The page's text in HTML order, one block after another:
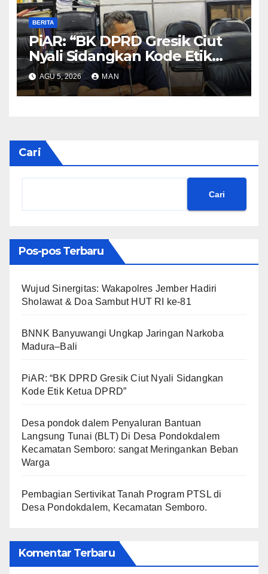
BERITA
PiAR: “BK DPRD Gresik Ciut
Nyali Sidangkan Kode Etik
Ketua DPRD”
AGU 5, 2026 MAN
Cari
Cari
Pos-pos Terbaru
Wujud Sinergitas: Wakapolres Jember Hadiri
Sholawat & Doa Sambut HUT RI ke-81
BNNK Banyuwangi Ungkap Jaringan Narkoba
Madura–Bali
PiAR: “BK DPRD Gresik Ciut Nyali Sidangkan
Kode Etik Ketua DPRD”
Desa pondok dalem Penyaluran Bantuan
Langsung Tunai (BLT) Di Desa Pondokdalem
Kecamatan Semboro: sangat Meringankan Beban
Warga
Pembagian Sertivikat Tanah Program PTSL di
Desa Pondokdalem, Kecamatan Semboro.
Komentar Terbaru